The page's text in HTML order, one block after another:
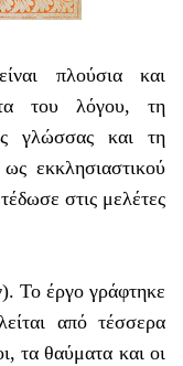
πλούσια και
του λόγου, τη
γλώσσας και τη
εκκλησιαστικού
στις μελέτες
Το έργο γράφτηκε
από τέσσερα
τα θαύματα και οι